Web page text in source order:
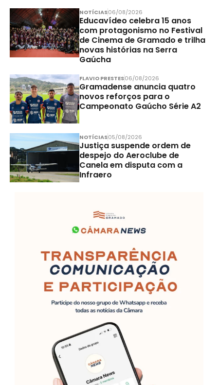
NOTÍCIAS06/08/2026
Educavídeo celebra 15 anos
com protagonismo no Festival
de Cinema de Gramado e trilha
novas histórias na Serra
Gaúcha
FLAVIO PRESTES06/08/2026
Gramadense anuncia quatro
novos reforços para o
Campeonato Gaúcho Série A2
NOTÍCIAS05/08/2026
Justiça suspende ordem de
despejo do Aeroclube de
Canela em disputa com a
Infraero